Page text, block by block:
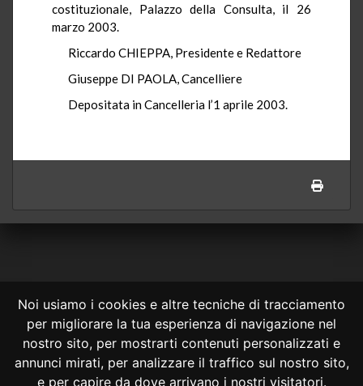
Noi usiamo i cookies e altre tecniche di tracciamento
per migliorare la tua esperienza di navigazione nel
nostro sito, per mostrarti contenuti personalizzati e
annunci mirati, per analizzare il traffico sul nostro sito,
e per capire da dove arrivano i nostri visitatori.
costituzionale, Palazzo della Consulta, il 26
marzo 2003.
Riccardo CHIEPPA, Presidente e Redattore
Giuseppe DI PAOLA, Cancelliere
Depositata in Cancelleria l’1 aprile 2003.
CONSULTA ONLINE DAL 1995 -NOTE LEGALI
Consulta OnLine non ha prodotto e non è responsabile per i contenuti e
le informazioni legali di siti collegati.